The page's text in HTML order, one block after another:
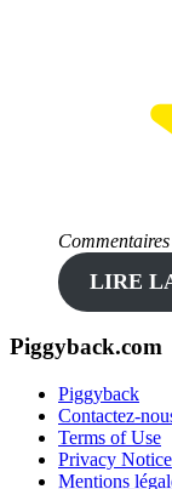
LIRE
Piggyback.com
Piggyback
Contactez-
Terms of Use
Privacy Notice
Mentions